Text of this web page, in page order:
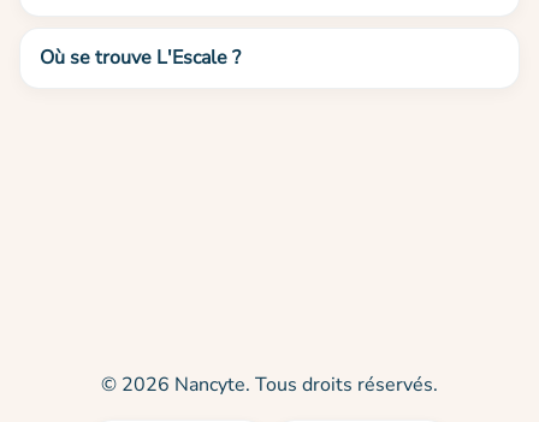
Où se trouve L'Escale ?
© 2026 Nancyte. Tous droits réservés.